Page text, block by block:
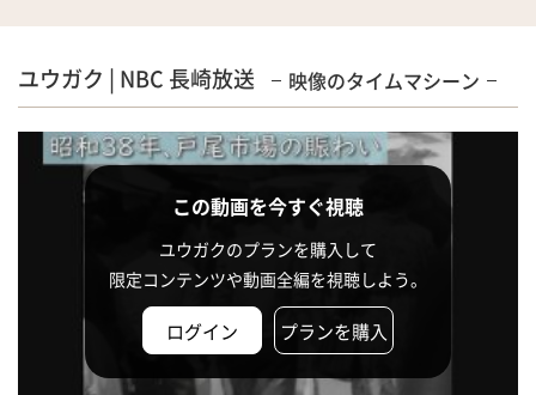
ユウガク | NBC 長崎放送 映像のタイムマシーン
この動画を今すぐ視聴
ユウガクのプランを購入して
限定コンテンツや動画全編を視聴しよう。
ログイン プランを購入